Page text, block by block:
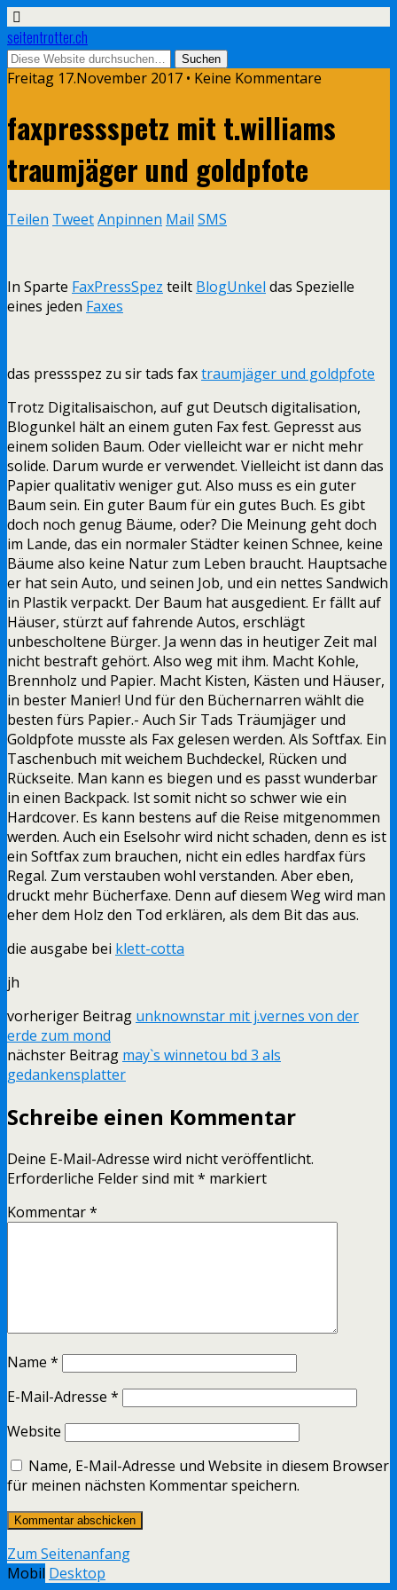
seitentrotter.ch
Freitag 17.November 2017 • Keine Kommentare
faxpressspetz mit t.williams
traumjäger und goldpfote
Teilen TweetAnpinnen Mail SMS
In Sparte FaxPressSpez teilt BlogUnkel das Spezielle
eines jeden Faxes
das pressspez zu sir tads faxtraumjäger und goldpfote
Trotz Digitalisaischon, auf gut Deutsch digitalisation,
Blogunkel hält an einem guten Fax fest. Gepresst aus
einem soliden Baum. Oder vielleicht war er nicht mehr
solide. Darum wurde er verwendet. Vielleicht ist dann das
Papier qualitativ weniger gut. Also muss es ein guter
Baum sein. Ein guter Baum für ein gutes Buch. Es gibt
doch noch genug Bäume, oder? Die Meinung geht doch
im Lande, das ein normaler Städter keinen Schnee, keine
Bäume also keine Natur zum Leben braucht. Hauptsache
er hat sein Auto, und seinen Job, und ein nettes Sandwich
in Plastik verpackt. Der Baum hat ausgedient. Er fällt auf
Häuser, stürzt auf fahrende Autos, erschlägt
unbescholtene Bürger. Ja wenn das in heutiger Zeit mal
nicht bestraft gehört. Also weg mit ihm. Macht Kohle,
Brennholz und Papier. Macht Kisten, Kästen und Häuser,
in bester Manier! Und für den Büchernarren wählt die
besten fürs Papier.- Auch Sir Tads Träumjäger und
Goldpfote musste als Fax gelesen werden. Als Softfax. Ein
Taschenbuch mit weichem Buchdeckel, Rücken und
Rückseite. Man kann es biegen und es passt wunderbar
in einen Backpack. Ist somit nicht so schwer wie ein
Hardcover. Es kann bestens auf die Reise mitgenommen
werden. Auch ein Eselsohr wird nicht schaden, denn es ist
ein Softfax zum brauchen, nicht ein edles hardfax fürs
Regal. Zum verstauben wohl verstanden. Aber eben,
druckt mehr Bücherfaxe. Denn auf diesem Weg wird man
eher dem Holz den Tod erklären, als dem Bit das aus.
die ausgabe bei klett-cotta
jh
vorheriger Beitrag unknownstar mit j.vernes von der
erde zum mond
nächster Beitrag may`s winnetou bd 3 als
gedankensplatter
Schreibe einen Kommentar
Deine E-Mail-Adresse wird nicht veröffentlicht.
Erforderliche Felder sind mit* markiert
Kommentar*
Name *
E-Mail-Adresse *
Website
Name, E-Mail-Adresse und Website in diesem Browser
für meinen nächsten Kommentar speichern.
Zum Seitenanfang
Mobil Desktop